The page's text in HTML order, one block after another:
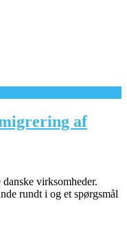
af
virksomheder.
rundt i og et spørgsmål